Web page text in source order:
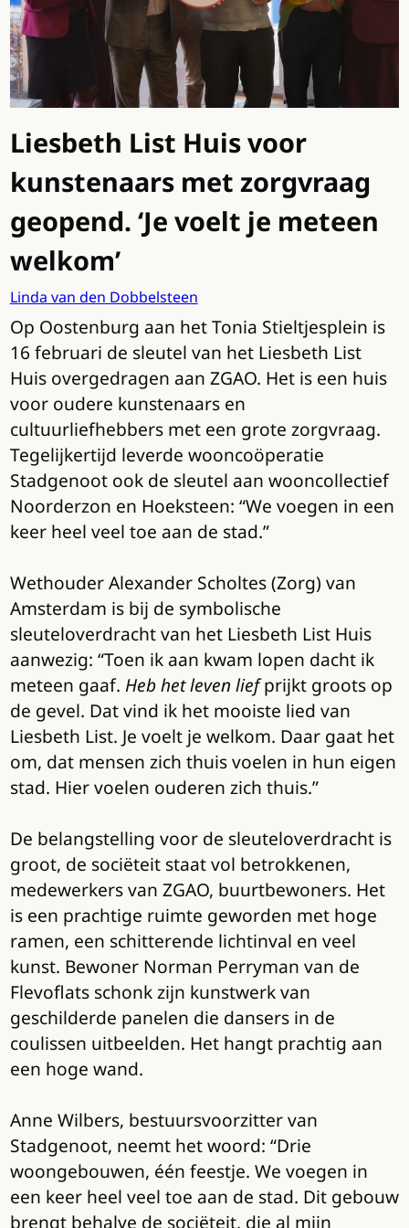
Liesbeth List Huis voor
kunstenaars met zorgvraag
geopend. ‘Je voelt je meteen
welkom’
Linda van den Dobbelsteen
Op Oostenburg aan het Tonia Stieltjesplein is
16 februari de sleutel van het Liesbeth List
Huis overgedragen aan ZGAO. Het is een huis
voor oudere kunstenaars en
cultuurliefhebbers met een grote zorgvraag.
Tegelijkertijd leverde wooncoöperatie
Stadgenoot ook de sleutel aan wooncollectief
Noorderzon en Hoeksteen: “We voegen in een
keer heel veel toe aan de stad.”
Wethouder Alexander Scholtes (Zorg) van
Amsterdam is bij de symbolische
sleuteloverdracht van het Liesbeth List Huis
aanwezig: “Toen ik aan kwam lopen dacht ik
meteen gaaf. Heb het leven liefprijkt groots op
de gevel. Dat vind ik het mooiste lied van
Liesbeth List. Je voelt je welkom. Daar gaat het
om, dat mensen zich thuis voelen in hun eigen
stad. Hier voelen ouderen zich thuis.”
De belangstelling voor de sleuteloverdracht is
groot, de sociëteit staat vol betrokkenen,
medewerkers van ZGAO, buurtbewoners. Het
is een prachtige ruimte geworden met hoge
ramen, een schitterende lichtinval en veel
kunst. Bewoner Norman Perryman van de
Flevoflats schonk zijn kunstwerk van
geschilderde panelen die dansers in de
coulissen uitbeelden. Het hangt prachtig aan
een hoge wand.
Anne Wilbers, bestuursvoorzitter van
Stadgenoot, neemt het woord: “Drie
woongebouwen, één feestje. We voegen in
een keer heel veel toe aan de stad. Dit gebouw
brengt behalve de sociëteit, die al mijn